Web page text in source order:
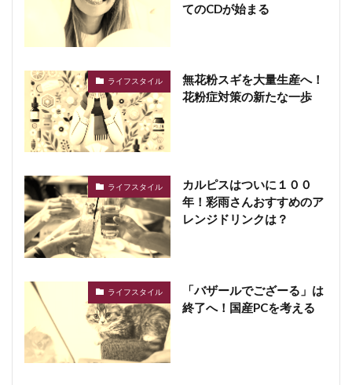
てのCDが始まる
ライフスタイル
無花粉スギを大量生産へ！
花粉症対策の新たな一歩
ライフスタイル
カルピスはついに１００
年！彩雨さんおすすめのア
レンジドリンクは？
ライフスタイル
「バザールでござーる」は
終了へ！国産PCを考える